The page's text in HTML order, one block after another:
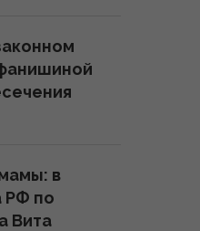
раз,
в
РФ по
Вита